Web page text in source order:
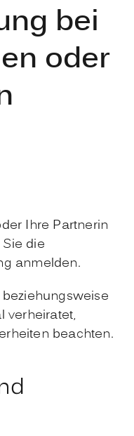
bei
oder
Ihre Partnerin
die
anmelden.
verheiratet,
beachten.